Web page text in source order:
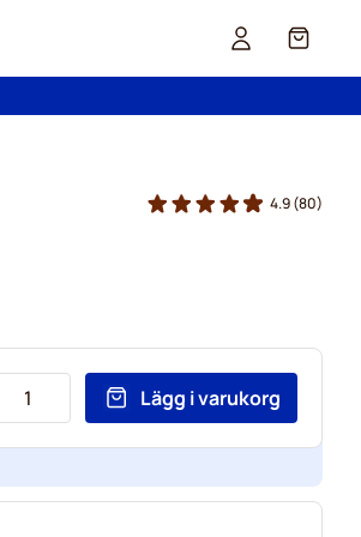
Cart
4.9(80)
Lägg i varukorg